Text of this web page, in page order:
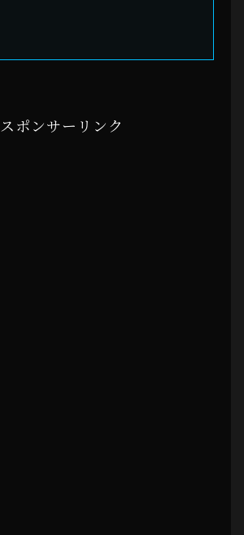
スポンサーリンク